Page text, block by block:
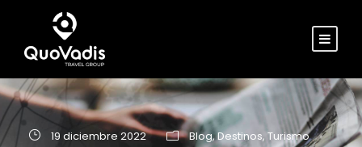
19 diciembre 2022 Blog,Destinos,Turismo